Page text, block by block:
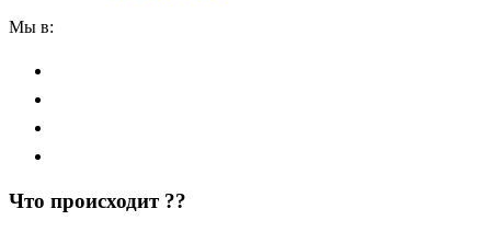
Мы в:
Что происходит ??